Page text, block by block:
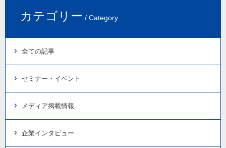
カテゴリー / Category
全ての記事
セミナー・イベント
メディア掲載情報
企業インタビュー